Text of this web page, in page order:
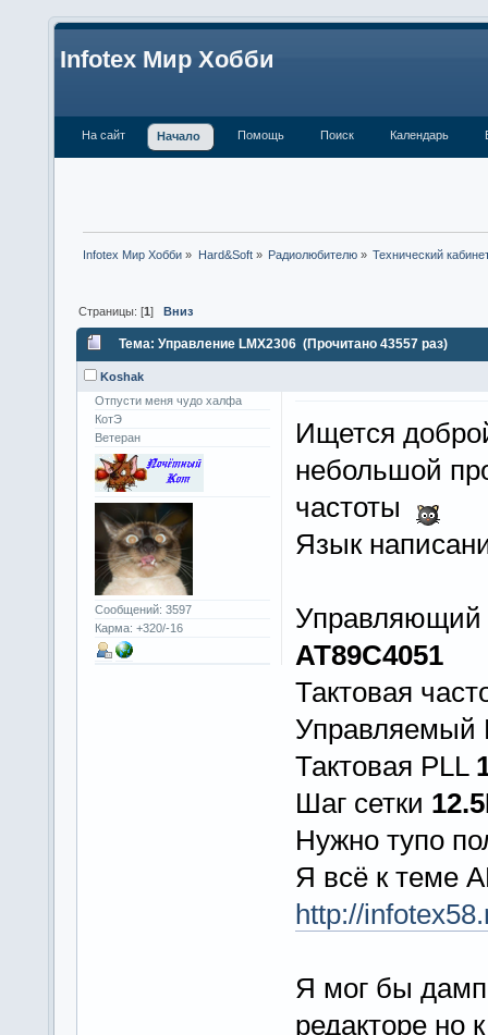
Infotex Мир Хобби
На сайт Начало Помощь Поиск Календарь
Infotex Мир Хобби » Hard&Soft» Радиолюбителю» Технический
Страницы: [1]Вниз
Тема: Управление LMX2306 (Прочитано 43557 раз)
Koshak
Отпусти меня чудо халфа
КотЭ
Ветеран
Сообщений: 3597
Карма: +320/-16
Ищется
небольшой
частоты
Язык
Управляющий
AT89C4051
Тактовая
Управляемый
Тактовая PLL
Шаг сетки
Нужно тупо
Я всё к теме
http://
Я мог бы дамп
редакторе